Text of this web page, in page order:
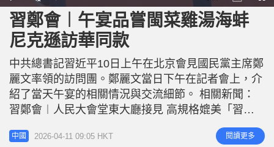
l
a
y
n
m
u
t
o
d
:
2
5
4
1
%
e
n
i
i
c
t
u
-
P
c
u
r
e
u
習鄭會︱午宴品嘗閩菜雞湯海蚌
尼克遜訪華同款
中共總書記習近平10日上午在北京會見國民黨主席鄭
麗文率領的訪問團。鄭麗文當日下午在記者會上，介
紹了當天午宴的相關情況與交流細節。 相關新聞：
習鄭會︱人民大會堂東大廳接見 高規格媲美「習馬
會」 她形容午宴「非常溫馨」，「首先印象比較深
刻的是第一道菜，因為習近平總書記特別介紹說這是
中國 2026-04-11 09:05 HKT 閱讀更多